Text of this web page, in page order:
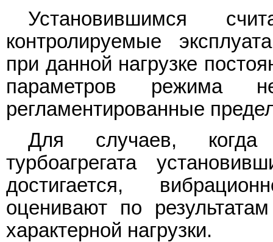
Установившимся
контролируемые
при данной нагрузке
параметров
регламентированные
Для случаев, когда
турбоагрегата
достигается,
оценивают по
характерной нагрузки.